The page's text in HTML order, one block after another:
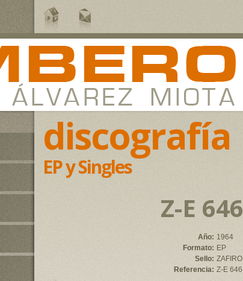
discografía
EP y Singles
Z-E 646
Año: 1964
Formato: EP
Sello: ZAFIRO
Referencia: Z-E 646